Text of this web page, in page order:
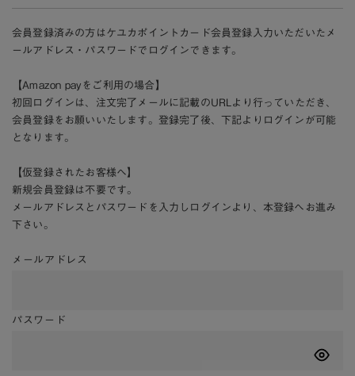
会員登録済みの方はケユカポイントカード会員登録入力いただいたメ
ールアドレス・パスワードでログインできます。
【Amazon payをご利用の場合】
初回ログインは、注文完了メールに記載のURLより行っていただき、
会員登録をお願いいたします。登録完了後、下記よりログインが可能
となります。
【仮登録されたお客様へ】
新規会員登録は不要です。
メールアドレスとパスワードを入力しログインより、本登録へお進み
下さい。
メールアドレス
パスワード